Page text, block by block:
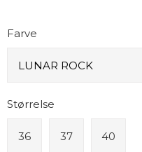
Farve
Størrelse
36 37 40